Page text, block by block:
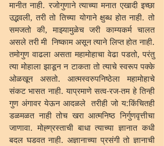
मानीत नाही. रजोगुणाने त्याच्या मनात एखादी इच्छा
उद्भवली, तरी तो तिच्या योगाने क्षुब्ध होत नाही. तो
समजतो की, माझ्यामुळेच जरी काम्यकर्म चालत
असले तरी मी  निष्काम असून त्याने लिप्त होत नाही.
तमोगुण वाढला असता महामोहाचा वेढा पडतो, परंतु
त्या मोहाला झाडून न टाकता तो त्याचे स्वरूप पक्के
ओळखून असतो. आत्मस्वरुपनिष्ठेला महामोहाचे
संकट भासत नाही. याप्रमाणे सत्व-रज-तम हे तिन्ही
गुण अंगावर येऊन आदळले  तरीही जो य:किंचितही
डळमळत नाही तोच खरा आत्मनिष्ठ निर्गुणवृत्तीचा
जाणावा. मोह्ग्रस्ताची बाधा त्याच्या ज्ञानात कधी
बदल घडवत नाही. अज्ञानाच्या प्रसंगी तो ज्ञानाची